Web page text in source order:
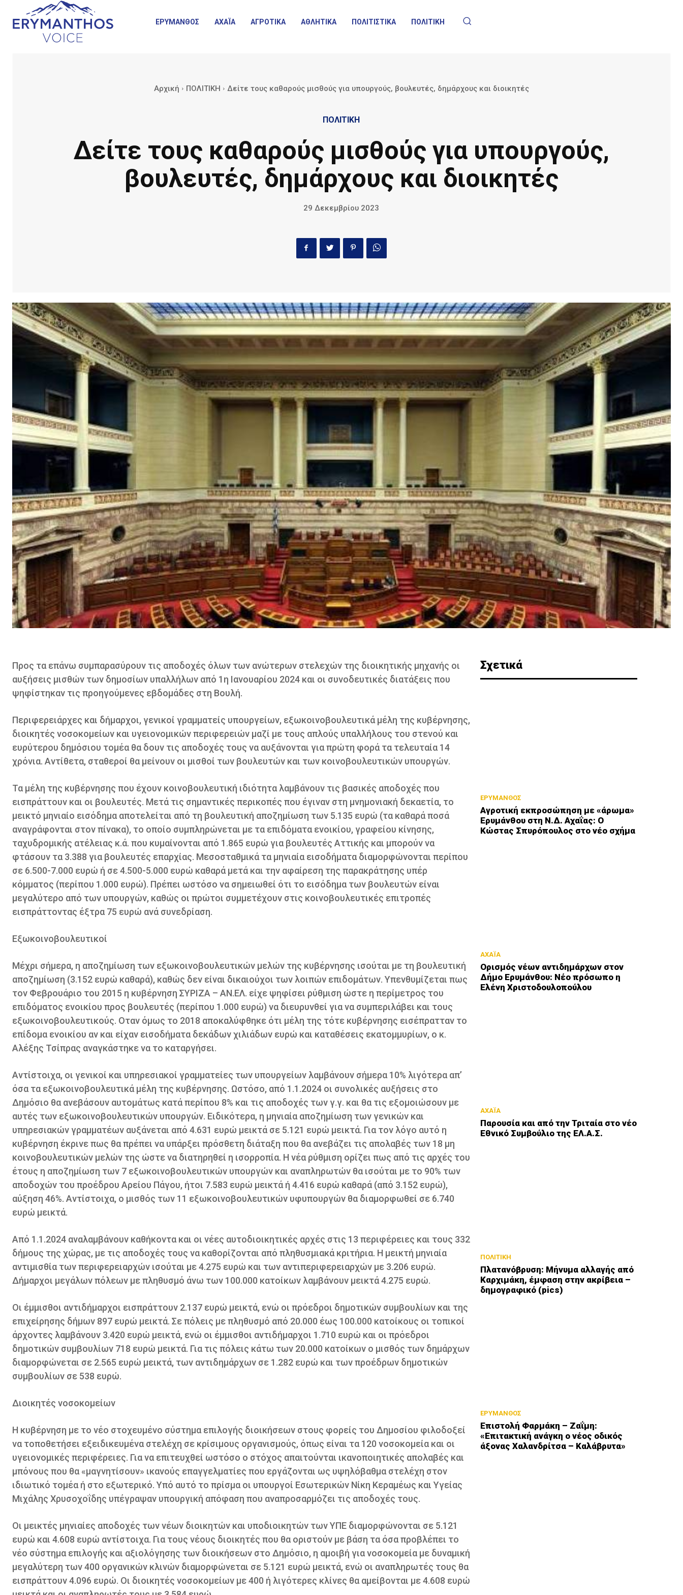
ΕΡΥΜΑΝΘΟΣ ΑΧΑΪΑ ΑΓΡΟΤΙΚΑ ΑΘΛΗΤΙΚΑ ΠΟΛΙΤΙΣΤΙΚΑ ΠΟΛΙΤΙΚΗ
Αρχική ΠΟΛΙΤΙΚΗ Δείτε τους καθαρούς μισθούς για υπουργούς, βουλευτές, δημάρχους και διοικητές
ΠΟΛΙΤΙΚΗ
Δείτε τους καθαρούς μισθούς για υπουργούς,
βουλευτές, δημάρχους και διοικητές
29 Δεκεμβρίου 2023
Προς τα επάνω συμπαρασύρουν τις αποδοχές όλων των ανώτερων στελεχών της διοικητικής μηχανής οι
αυξήσεις μισθών των δημοσίων υπαλλήλων από 1η Ιανουαρίου 2024 και οι συνοδευτικές διατάξεις που
ψηφίστηκαν τις προηγούμενες εβδομάδες στη Βουλή.
Περιφερειάρχες και δήμαρχοι, γενικοί γραμματείς υπουργείων, εξωκοινοβουλευτικά μέλη της κυβέρνησης,
διοικητές νοσοκομείων και υγειονομικών περιφερειών μαζί με τους απλούς υπαλλήλους του στενού και
ευρύτερου δημόσιου τομέα θα δουν τις αποδοχές τους να αυξάνονται για πρώτη φορά τα τελευταία 14
χρόνια. Αντίθετα, σταθεροί θα μείνουν οι μισθοί των βουλευτών και των κοινοβουλευτικών υπουργών.
Τα μέλη της κυβέρνησης που έχουν κοινοβουλευτική ιδιότητα λαμβάνουν τις βασικές αποδοχές που
εισπράττουν και οι βουλευτές. Μετά τις σημαντικές περικοπές που έγιναν στη μνημονιακή δεκαετία, το
μεικτό μηνιαίο εισόδημα αποτελείται από τη βουλευτική αποζημίωση των 5.135 ευρώ (τα καθαρά ποσά
αναγράφονται στον πίνακα), το οποίο συμπληρώνεται με τα επιδόματα ενοικίου, γραφείου κίνησης,
ταχυδρομικής ατέλειας κ.ά. που κυμαίνονται από 1.865 ευρώ για βουλευτές Αττικής και μπορούν να
φτάσουν τα 3.388 για βουλευτές επαρχίας. Μεσοσταθμικά τα μηνιαία εισοδήματα διαμορφώνονται περίπου
σε 6.500-7.000 ευρώ ή σε 4.500-5.000 ευρώ καθαρά μετά και την αφαίρεση της παρακράτησης υπέρ
κόμματος (περίπου 1.000 ευρώ). Πρέπει ωστόσο να σημειωθεί ότι το εισόδημα των βουλευτών είναι
μεγαλύτερο από των υπουργών, καθώς οι πρώτοι συμμετέχουν στις κοινοβουλευτικές επιτροπές
εισπράττοντας έξτρα 75 ευρώ ανά συνεδρίαση.
Εξωκοινοβουλευτικοί
Μέχρι σήμερα, η αποζημίωση των εξωκοινοβουλευτικών μελών της κυβέρνησης ισούται με τη βουλευτική
αποζημίωση (3.152 ευρώ καθαρά), καθώς δεν είναι δικαιούχοι των λοιπών επιδομάτων. Υπενθυμίζεται πως
τον Φεβρουάριο του 2015 η κυβέρνηση ΣΥΡΙΖΑ – ΑΝ.ΕΛ. είχε ψηφίσει ρύθμιση ώστε η περίμετρος του
επιδόματος ενοικίου προς βουλευτές (περίπου 1.000 ευρώ) να διευρυνθεί για να συμπεριλάβει και τους
εξωκοινοβουλευτικούς. Οταν όμως το 2018 αποκαλύφθηκε ότι μέλη της τότε κυβέρνησης εισέπρατταν το
επίδομα ενοικίου αν και είχαν εισοδήματα δεκάδων χιλιάδων ευρώ και καταθέσεις εκατομμυρίων, ο κ.
Αλέξης Τσίπρας αναγκάστηκε να το καταργήσει.
Αντίστοιχα, οι γενικοί και υπηρεσιακοί γραμματείες των υπουργείων λαμβάνουν σήμερα 10% λιγότερα απ’
όσα τα εξωκοινοβουλευτικά μέλη της κυβέρνησης. Ωστόσο, από 1.1.2024 οι συνολικές αυξήσεις στο
Δημόσιο θα ανεβάσουν αυτομάτως κατά περίπου 8% και τις αποδοχές των γ.γ. και θα τις εξομοιώσουν με
αυτές των εξωκοινοβουλευτικών υπουργών. Ειδικότερα, η μηνιαία αποζημίωση των γενικών και
υπηρεσιακών γραμματέων αυξάνεται από 4.631 ευρώ μεικτά σε 5.121 ευρώ μεικτά. Για τον λόγο αυτό η
κυβέρνηση έκρινε πως θα πρέπει να υπάρξει πρόσθετη διάταξη που θα ανεβάζει τις απολαβές των 18 μη
κοινοβουλευτικών μελών της ώστε να διατηρηθεί η ισορροπία. Η νέα ρύθμιση ορίζει πως από τις αρχές του
έτους η αποζημίωση των 7 εξωκοινοβουλευτικών υπουργών και αναπληρωτών θα ισούται με το 90% των
αποδοχών του προέδρου Αρείου Πάγου, ήτοι 7.583 ευρώ μεικτά ή 4.416 ευρώ καθαρά (από 3.152 ευρώ),
αύξηση 46%. Αντίστοιχα, ο μισθός των 11 εξωκοινοβουλευτικών υφυπουργών θα διαμορφωθεί σε 6.740
ευρώ μεικτά.
Από 1.1.2024 αναλαμβάνουν καθήκοντα και οι νέες αυτοδιοικητικές αρχές στις 13 περιφέρειες και τους 332
δήμους της χώρας, με τις αποδοχές τους να καθορίζονται από πληθυσμιακά κριτήρια. Η μεικτή μηνιαία
αντιμισθία των περιφερειαρχών ισούται με 4.275 ευρώ και των αντιπεριφερειαρχών με 3.206 ευρώ.
Δήμαρχοι μεγάλων πόλεων με πληθυσμό άνω των 100.000 κατοίκων λαμβάνουν μεικτά 4.275 ευρώ.
Οι έμμισθοι αντιδήμαρχοι εισπράττουν 2.137 ευρώ μεικτά, ενώ οι πρόεδροι δημοτικών συμβουλίων και της
επιχείρησης δήμων 897 ευρώ μεικτά. Σε πόλεις με πληθυσμό από 20.000 έως 100.000 κατοίκους οι τοπικοί
άρχοντες λαμβάνουν 3.420 ευρώ μεικτά, ενώ οι έμμισθοι αντιδήμαρχοι 1.710 ευρώ και οι πρόεδροι
δημοτικών συμβουλίων 718 ευρώ μεικτά. Για τις πόλεις κάτω των 20.000 κατοίκων ο μισθός των δημάρχων
διαμορφώνεται σε 2.565 ευρώ μεικτά, των αντιδημάρχων σε 1.282 ευρώ και των προέδρων δημοτικών
συμβουλίων σε 538 ευρώ.
Διοικητές νοσοκομείων
Η κυβέρνηση με το νέο στοχευμένο σύστημα επιλογής διοικήσεων στους φορείς του Δημοσίου φιλοδοξεί
να τοποθετήσει εξειδικευμένα στελέχη σε κρίσιμους οργανισμούς, όπως είναι τα 120 νοσοκομεία και οι
υγειονομικές περιφέρειες. Για να επιτευχθεί ωστόσο ο στόχος απαιτούνται ικανοποιητικές απολαβές και
μπόνους που θα «μαγνητίσουν» ικανούς επαγγελματίες που εργάζονται ως υψηλόβαθμα στελέχη στον
ιδιωτικό τομέα ή στο εξωτερικό. Υπό αυτό το πρίσμα οι υπουργοί Εσωτερικών Νίκη Κεραμέως και Υγείας
Μιχάλης Χρυσοχοΐδης υπέγραψαν υπουργική απόφαση που αναπροσαρμόζει τις αποδοχές τους.
Οι μεικτές μηνιαίες αποδοχές των νέων διοικητών και υποδιοικητών των ΥΠΕ διαμορφώνονται σε 5.121
ευρώ και 4.608 ευρώ αντίστοιχα. Για τους νέους διοικητές που θα οριστούν με βάση τα όσα προβλέπει το
νέο σύστημα επιλογής και αξιολόγησης των διοικήσεων στο Δημόσιο, η αμοιβή για νοσοκομεία με δυναμική
μεγαλύτερη των 400 οργανικών κλινών διαμορφώνεται σε 5.121 ευρώ μεικτά, ενώ οι αναπληρωτές τους θα
εισπράττουν 4.096 ευρώ. Οι διοικητές νοσοκομείων με 400 ή λιγότερες κλίνες θα αμείβονται με 4.608 ευρώ
Σχετικά
ΕΡΥΜΑΝΘΟΣ
Αγροτική εκπροσώπηση με «άρωμα»
Ερυμάνθου στη Ν.Δ. Αχαΐας: Ο
Κώστας Σπυρόπουλος στο νέο σχήμα
ΑΧΑΪΑ
Ορισμός νέων αντιδημάρχων στον
Δήμο Ερυμάνθου: Νέο πρόσωπο η
Ελένη Χριστοδουλοπούλου
ΑΧΑΪΑ
Παρουσία και από την Τριταία στο νέο
Εθνικό Συμβούλιο της ΕΛ.Α.Σ.
ΠΟΛΙΤΙΚΗ
Πλατανόβρυση: Μήνυμα αλλαγής από
Καρχιμάκη, έμφαση στην ακρίβεια –
δημογραφικό (pics)
ΕΡΥΜΑΝΘΟΣ
Επιστολή Φαρμάκη – Ζαΐμη:
«Επιτακτική ανάγκη ο νέος οδικός
άξονας Χαλανδρίτσα – Καλάβρυτα»